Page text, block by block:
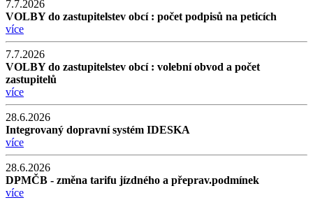
7.7.2026
VOLBY do zastupitelstev obcí : počet podpisů na peticích
více
7.7.2026
VOLBY do zastupitelstev obcí : volební obvod a počet
zastupitelů
více
28.6.2026
Integrovaný dopravní systém IDESKA
více
28.6.2026
DPMČB - změna tarifu jízdného a přeprav.podmínek
více